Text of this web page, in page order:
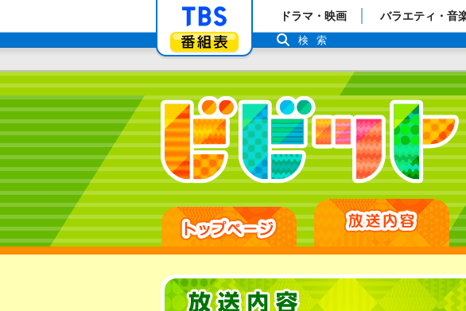
「TBSテレビ」トップページ
番組表
ドラマ・映画 バラエティ・音
検索